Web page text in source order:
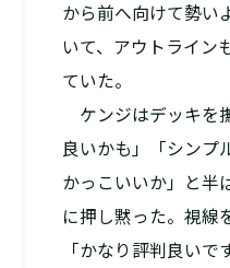
から前へ向けて勢い
いて、アウトライン
ていた。
ケンジはデッキを
良いかも」「シンプ
かっこいいか」と半
に押し黙った。視線
「かなり評判良いで